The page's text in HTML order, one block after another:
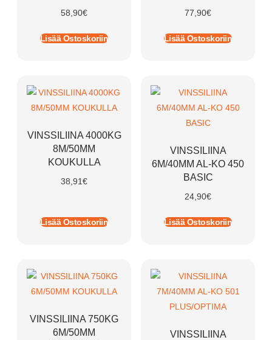
58,90€
Lisää Ostoskoriin
77,90€
Lisää Ostoskoriin
VINSSILIINA 4000KG
8M/50MM
KOUKULLA
38,91€
Lisää Ostoskoriin
VINSSILIINA
6M/40MM AL-KO 450
BASIC
24,90€
Lisää Ostoskoriin
VINSSILIINA 750KG
6M/50MM
VINSSILIINA